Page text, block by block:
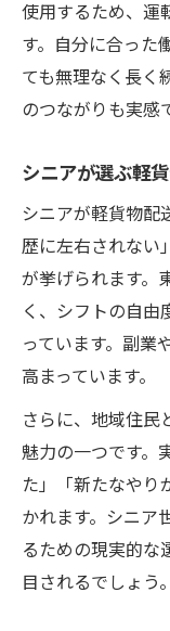
使用するため、運
す。自分に合った
ても無理なく長く
のつながりも実感
シニアが選ぶ軽
シニアが軽貨物配
歴に左右されない
が挙げられます。
く、シフトの自
っています。副業
高まっています。
さらに、地域住民
魅力の一つです。
た」「新たなやり
かれます。シニア
るための現実的な
目されるでしょう。